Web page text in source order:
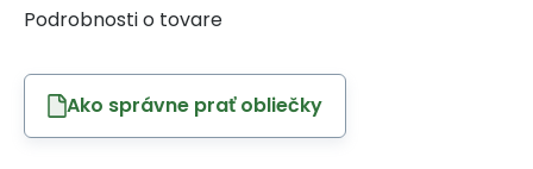
Podrobnosti o tovare
Ako správne prať obliečky